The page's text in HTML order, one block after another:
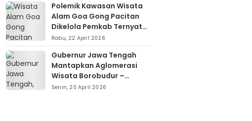
Polemik Kawasan Wisata
Alam Goa Gong Pacitan
Dikelola Pemkab Ternyata
Berdiri Di Atas Lahan Milik
Warga
Rabu, 22 April 2026
Gubernur Jawa Tengah
Mantapkan Aglomerasi
Wisata Borobudur –
Kopeng – Rawa Pening
Senin, 20 April 2026